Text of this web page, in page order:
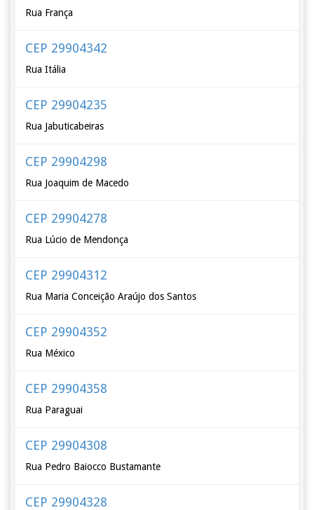
Rua França
CEP 29904342
Rua Itália
CEP 29904235
Rua Jabuticabeiras
CEP 29904298
Rua Joaquim de Macedo
CEP 29904278
Rua Lúcio de Mendonça
CEP 29904312
Rua Maria Conceição Araújo dos Santos
CEP 29904352
Rua México
CEP 29904358
Rua Paraguai
CEP 29904308
Rua Pedro Baiocco Bustamante
CEP 29904328